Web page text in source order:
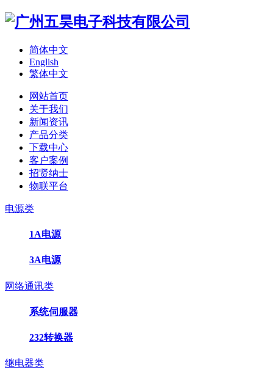
简体中文
English
繁体中文
网站首页
关于我们
新闻资讯
产品分类
下载中心
客户案例
招贤纳士
物联平台
电源类
1A电源
3A电源
网络通讯类
系统伺服器
232转换器
继电器类